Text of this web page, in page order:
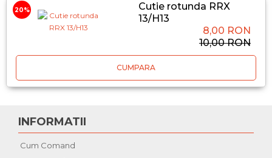
20%
Cutie rotunda RRX
13/H13
8,00 RON
10,00 RON
CUMPARA
INFORMATII
Cum Comand